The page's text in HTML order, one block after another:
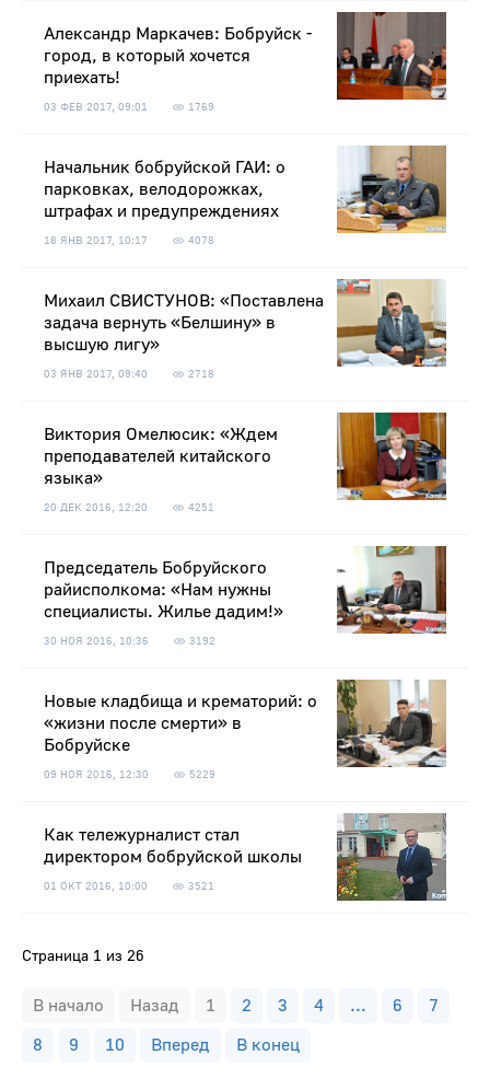
Александр Маркачев: Бобруйск -
город, в который хочется
приехать!
03 ФЕВ 2017, 09:01 1769
Начальник бобруйской ГАИ: о
парковках, велодорожках,
штрафах и предупреждениях
18 ЯНВ 2017, 10:17 4078
Михаил СВИСТУНОВ: «Поставлена
задача вернуть «Белшину» в
высшую лигу»
03 ЯНВ 2017, 09:40 2718
Виктория Омелюсик: «Ждем
преподавателей китайского
языка»
20 ДЕК 2016, 12:20 4251
Председатель Бобруйского
райисполкома: «Нам нужны
специалисты. Жилье дадим!»
30 НОЯ 2016, 10:36 3192
Новые кладбища и крематорий: о
«жизни после смерти» в
Бобруйске
09 НОЯ 2016, 12:30 5229
Как тележурналист стал
директором бобруйской школы
01 ОКТ 2016, 10:00 3521
Страница 1 из 26
В начало Назад 1 2 3 4 ... 6
7
8
9 10 Вперед В конец